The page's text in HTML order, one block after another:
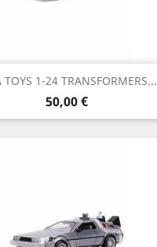
TOYS 1-24 TRANSFORMERS...
Precio
50,00 €
Vista rápida